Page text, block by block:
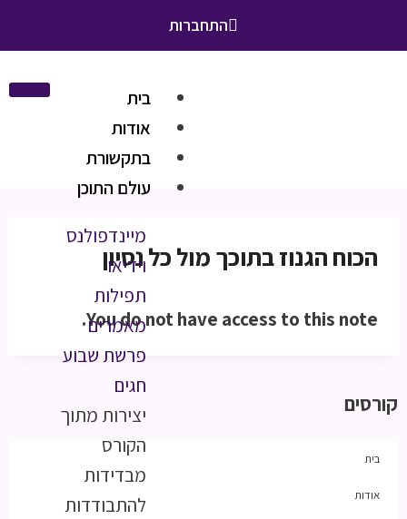
התחברות
בית
אודות
בתקשורת
עולם התוכן
מיינדפולנס
וידיאו
תפילות
מאמרים
פרשת שבוע
חגים
יצירות מתוך
הקורס
מבדידות
להתבודדות
הכוח הגנוז בתוכך מול כל נסיון
You do not have access to this note.
קורסים
בית
אודות